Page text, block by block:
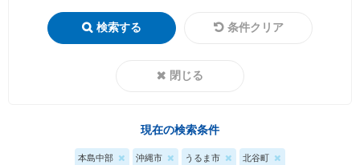
検索する 条件クリア
閉じる
現在の検索条件
本島中部 沖縄市 うるま市 北谷町